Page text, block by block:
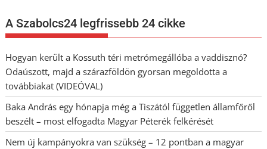
A Szabolcs24 legfrissebb 24 cikke
Hogyan került a Kossuth téri metrómegállóba a vaddisznó?
Odaúszott, majd a szárazföldön gyorsan megoldotta a
továbbiakat (VIDEÓVAL)
Baka András egy hónapja még a Tiszától független államfőről
beszélt – most elfogadta Magyar Péterék felkérését
Nem új kampányokra van szükség – 12 pontban a magyar